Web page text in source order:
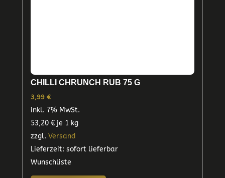
CHILLI CHRUNCH RUB 75 G
3,99 €
inkl. 7% MwSt.
53,20 €je 1 kg
zzgl. Versand
Lieferzeit: sofort lieferbar
Wunschliste